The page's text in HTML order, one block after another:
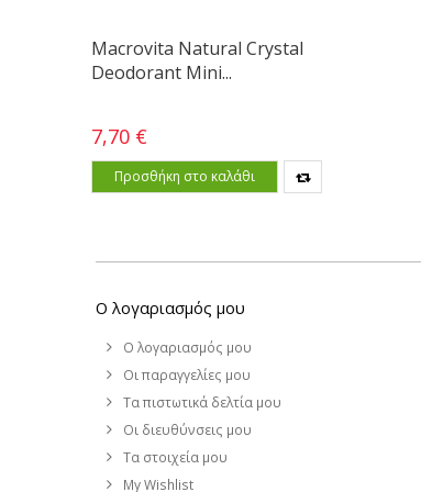
Macrovita Natural Crystal
Deodorant Mini...
7,70 €
Προσθήκη στο καλάθι
Ο λογαριασμός μου
Ο λογαριασμός μου
Οι παραγγελίες μου
Τα πιστωτικά δελτία μου
Οι διευθύνσεις μου
Τα στοιχεία μου
My Wishlist